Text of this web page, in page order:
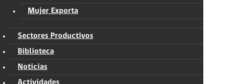
Mujer Exporta
Sectores Productivos
Biblioteca
Noticias